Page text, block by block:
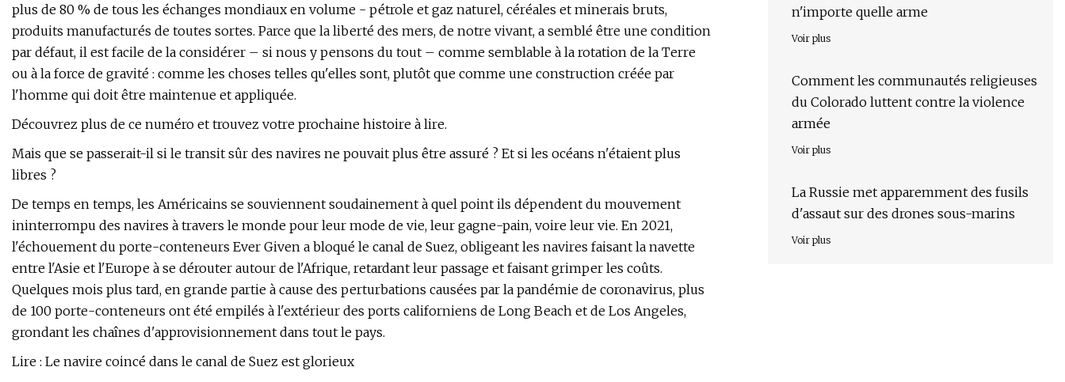
plus de 80 % de tous les échanges mondiaux en volume - pétrole et gaz naturel, céréales et minerais bruts,
produits manufacturés de toutes sortes. Parce que la liberté des mers, de notre vivant, a semblé être une condition
par défaut, il est facile de la considérer – si nous y pensons du tout – comme semblable à la rotation de la Terre
ou à la force de gravité : comme les choses telles qu'elles sont, plutôt que comme une construction créée par
l'homme qui doit être maintenue et appliquée.
Découvrez plus de ce numéro et trouvez votre prochaine histoire à lire.
Mais que se passerait-il si le transit sûr des navires ne pouvait plus être assuré ? Et si les océans n'étaient plus
libres ?
De temps en temps, les Américains se souviennent soudainement à quel point ils dépendent du mouvement
ininterrompu des navires à travers le monde pour leur mode de vie, leur gagne-pain, voire leur vie. En 2021,
l'échouement du porte-conteneurs Ever Given a bloqué le canal de Suez, obligeant les navires faisant la navette
entre l'Asie et l'Europe à se dérouter autour de l'Afrique, retardant leur passage et faisant grimper les coûts.
Quelques mois plus tard, en grande partie à cause des perturbations causées par la pandémie de coronavirus, plus
de 100 porte-conteneurs ont été empilés à l'extérieur des ports californiens de Long Beach et de Los Angeles,
grondant les chaînes d'approvisionnement dans tout le pays.
Lire : Le navire coincé dans le canal de Suez est glorieux
n'importe quelle arme
Voir plus
Comment les communautés religieuses
du Colorado luttent contre la violence
armée
Voir plus
La Russie met apparemment des fusils
d'assaut sur des drones sous-marins
Voir plus